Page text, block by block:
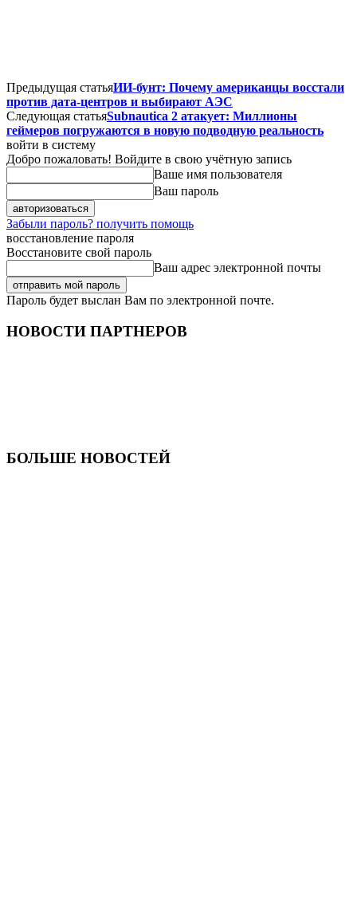
Предыдущая статьяИИ-бунт: Почему американцы восстали
против дата-центров и выбирают АЭС
Следующая статьяSubnautica 2 атакует: Миллионы
геймеров погружаются в новую подводную реальность
войти в систему
Добро пожаловать! Войдите в свою учётную запись
Ваше имя пользователя
Ваш пароль
Забыли пароль? получить помощь
восстановление пароля
Восстановите свой пароль
Ваш адрес электронной почты
Пароль будет выслан Вам по электронной почте.
НОВОСТИ ПАРТНЕРОВ
БОЛЬШЕ НОВОСТЕЙ